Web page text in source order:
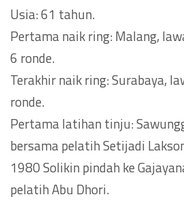
Usia: 61 tahun.
Pertama naik ring: Malang,
6 ronde.
Terakhir naik ring: Surabaya,
ronde.
Pertama latihan tinju:
bersama pelatih Setijadi
1980 Solikin pindah ke
pelatih Abu Dhori.